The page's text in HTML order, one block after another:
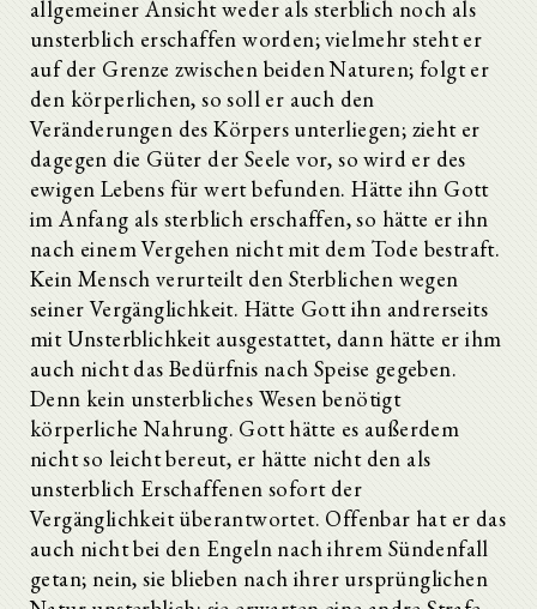
allgemeiner Ansicht weder als sterblich noch als
unsterblich erschaffen worden; vielmehr steht er
auf der Grenze zwischen beiden Naturen; folgt er
den körperlichen, so soll er auch den
Veränderungen des Körpers unterliegen; zieht er
dagegen die Güter der Seele vor, so wird er des
ewigen Lebens für wert befunden. Hätte ihn Gott
im Anfang als sterblich erschaffen, so hätte er ihn
nach einem Vergehen nicht mit dem Tode bestraft.
Kein Mensch verurteilt den Sterblichen wegen
seiner Vergänglichkeit. Hätte Gott ihn andrerseits
mit Unsterblichkeit ausgestattet, dann hätte er ihm
auch nicht das Bedürfnis nach Speise gegeben.
Denn kein unsterbliches Wesen benötigt
körperliche Nahrung. Gott hätte es außerdem
nicht so leicht bereut, er hätte nicht den als
unsterblich Erschaffenen sofort der
Vergänglichkeit überantwortet. Offenbar hat er das
auch nicht bei den Engeln nach ihrem Sündenfall
getan; nein, sie blieben nach ihrer ursprünglichen